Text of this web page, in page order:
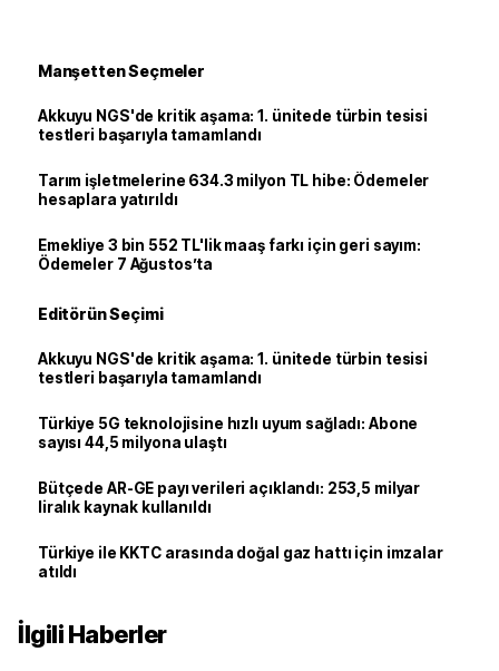
Manşetten Seçmeler
Akkuyu NGS'de kritik aşama: 1. ünitede türbin tesisi
testleri başarıyla tamamlandı
Tarım işletmelerine 634.3 milyon TL hibe: Ödemeler
hesaplara yatırıldı
Emekliye 3 bin 552 TL'lik maaş farkı için geri sayım:
Ödemeler 7 Ağustos’ta
Editörün Seçimi
Akkuyu NGS'de kritik aşama: 1. ünitede türbin tesisi
testleri başarıyla tamamlandı
Türkiye 5G teknolojisine hızlı uyum sağladı: Abone
sayısı 44,5 milyona ulaştı
Bütçede AR-GE payı verileri açıklandı: 253,5 milyar
liralık kaynak kullanıldı
Türkiye ile KKTC arasında doğal gaz hattı için imzalar
atıldı
İlgili Haberler